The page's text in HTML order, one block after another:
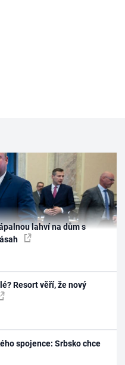
lahví na dům s
Resort věří, že nový
spojence: Srbsko chce